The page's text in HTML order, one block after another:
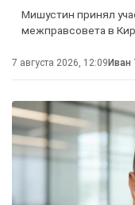
Мишустин принял
межправсовета в
7 августа 2026, 12:09Иван